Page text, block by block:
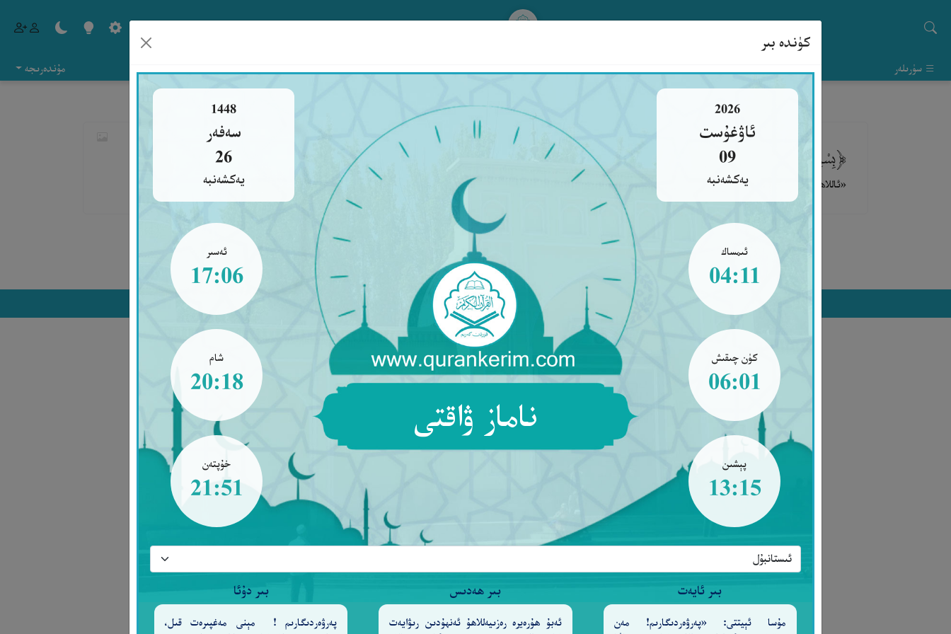
كۈندە بىر
2026
ئاۋغۇست
09
يەكشەنبە
1448
سەفەر
26
يەكشەنبە
ئىمساك
04:11
كۈن چىقىش
06:01
پېشىن
13:15
ناماز ۋاقتى
ئەسىر
17:06
شام
20:18
خۇپتەن
21:51
بىر ئايەت
مۇسا ئېيتتى: «پەرۋەردىگارىم! مەن
بىر ھەدىس
ئەبۇ ھۇرەيرە رەزىيەللاھۇ ئەنھۇدىن رىۋايەت
بىر دۇئا
پەرۋەردىگارىم ! مېنى مەغپىرەت قىل،
سۈرىلەر مۇندەرىجە
﴿بِسْمِ اللَّهِ وَعَلَى سُنَّةِ رَسُولِ اللَّهِ صَلَّى اللَّهُ عَلَيْهِ وَسَلَّمَ﴾
«ئاللاھنىڭ ئىسمى بىلەن ۋە ئاللاھنىڭ پەيغەمبىرىنىڭ سۈننىتى بويىچە (قويىمەن).» [ئەبۇ داۋۇد رىۋايىتى].
© Copyright 2026 Qurankerim.com | admin@qurankerim.com